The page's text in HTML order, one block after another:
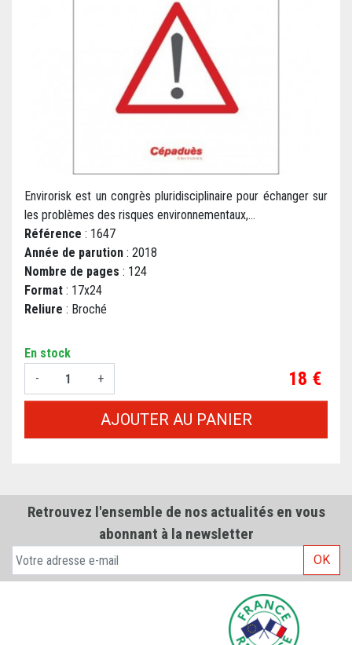
Envirorisk est un congrès pluridisciplinaire pour échanger sur
les problèmes des risques environnementaux,...
Référence : 1647
Année de parution : 2018
Nombre de pages : 124
Format : 17x24
Reliure : Broché
En stock
-
+ Prix
18 €
AJOUTER AU PANIER
Retrouvez l'ensemble de nos actualités en vous
abonnant à la newsletter
OK